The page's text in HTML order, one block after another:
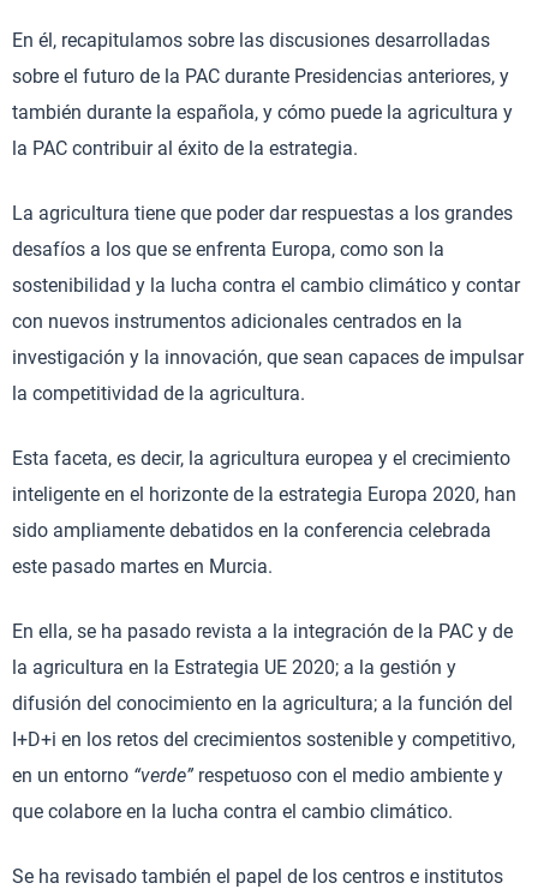
En él, recapitulamos sobre las discusiones desarrolladas
sobre el futuro de la PAC durante Presidencias anteriores, y
también durante la española, y cómo puede la agricultura y
la PAC contribuir al éxito de la estrategia.
La agricultura tiene que poder dar respuestas a los grandes
desafíos a los que se enfrenta Europa, como son la
sostenibilidad y la lucha contra el cambio climático y contar
con nuevos instrumentos adicionales centrados en la
investigación y la innovación, que sean capaces de impulsar
la competitividad de la agricultura.
Esta faceta, es decir, la agricultura europea y el crecimiento
inteligente en el horizonte de la estrategia Europa 2020, han
sido ampliamente debatidos en la conferencia celebrada
este pasado martes en Murcia.
En ella, se ha pasado revista a la integración de la PAC y de
la agricultura en la Estrategia UE 2020; a la gestión y
difusión del conocimiento en la agricultura; a la función del
I+D+i en los retos del crecimientos sostenible y competitivo,
en un entorno “verde” respetuoso con el medio ambiente y
que colabore en la lucha contra el cambio climático.
Se ha revisado también el papel de los centros e institutos